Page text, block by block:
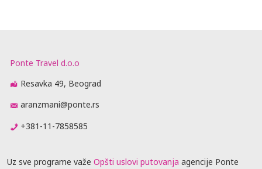
Ponte Travel d.o.o
Resavka 49, Beograd
aranzmani@ponte.rs
+381-11-7858585
Uz sve programe važe Opšti uslovi putovanja agencije Ponte